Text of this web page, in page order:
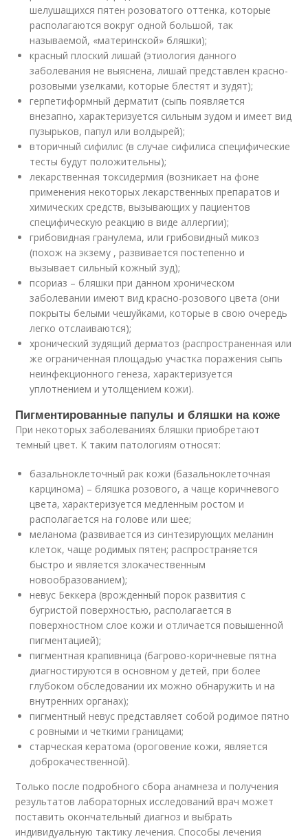
шелушащихся пятен розоватого оттенка, которые
располагаются вокруг одной большой, так
называемой, «материнской» бляшки);
красный плоский лишай (этиология данного
заболевания не выяснена, лишай представлен красно-
розовыми узелками, которые блестят и зудят);
герпетиформный дерматит (сыпь появляется
внезапно, характеризуется сильным зудом и имеет вид
пузырьков, папул или волдырей);
вторичный сифилис (в случае сифилиса специфические
тесты будут положительны);
лекарственная токсидермия (возникает на фоне
применения некоторых лекарственных препаратов и
химических средств, вызывающих у пациентов
специфическую реакцию в виде аллергии);
грибовидная гранулема, или грибовидный микоз
(похож на экзему , развивается постепенно и
вызывает сильный кожный зуд);
псориаз – бляшки при данном хроническом
заболевании имеют вид красно-розового цвета (они
покрыты белыми чешуйками, которые в свою очередь
легко отслаиваются);
хронический зудящий дерматоз (распространенная или
же ограниченная площадью участка поражения сыпь
неинфекционного генеза, характеризуется
уплотнением и утолщением кожи).
Пигментированные папулы и бляшки на коже
При некоторых заболеваниях бляшки приобретают
темный цвет. К таким патологиям относят:
базальноклеточный рак кожи (базальноклеточная
карцинома) – бляшка розового, а чаще коричневого
цвета, характеризуется медленным ростом и
располагается на голове или шее;
меланома (развивается из синтезирующих меланин
клеток, чаще родимых пятен; распространяется
быстро и является злокачественным
новообразованием);
невус Беккера (врожденный порок развития с
бугристой поверхностью, располагается в
поверхностном слое кожи и отличается повышенной
пигментацией);
пигментная крапивница (багрово-коричневые пятна
диагностируются в основном у детей, при более
глубоком обследовании их можно обнаружить и на
внутренних органах);
пигментный невус представляет собой родимое пятно
с ровными и четкими границами;
старческая кератома (ороговение кожи, является
доброкачественной).
Только после подробного сбора анамнеза и получения
результатов лабораторных исследований врач может
поставить окончательный диагноз и выбрать
индивидуальную тактику лечения. Способы лечения